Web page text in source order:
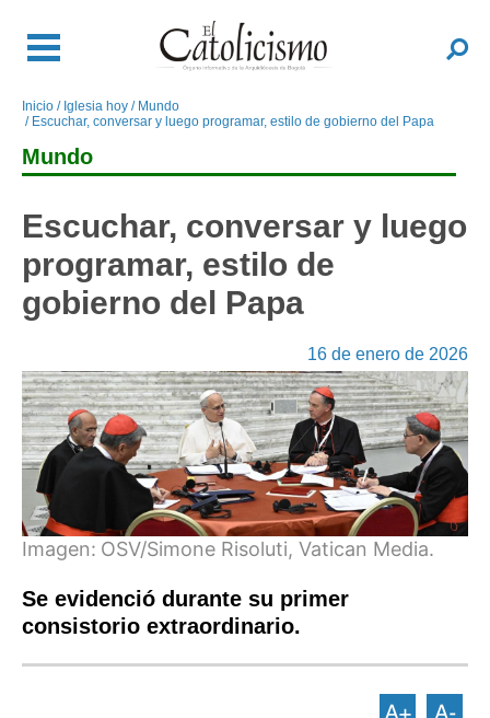
contenido
Buscar
Sobrescribir
de
a
la
navegación
Inicio Iglesia hoy
Mundo
Escuchar, conversar y luego programar, estilo de gobierno del Papa
Mundo
Escuchar, conversar y luego
programar, estilo de
gobierno del Papa
16 de enero de 2026
Imagen: OSV/Simone Risoluti, Vatican Media.
Se evidenció durante su primer
consistorio extraordinario.